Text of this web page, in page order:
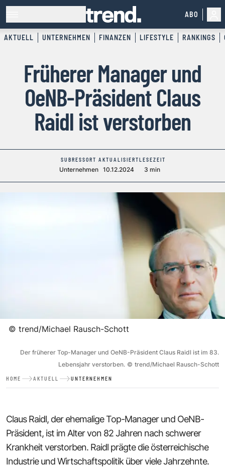
ABO
AKTUELL UNTERNEHMEN FINANZEN LIFESTYLE RANKINGS
Früherer Manager und
OeNB-Präsident Claus
Raidl ist verstorben
SUBRESSORT
Unternehmen
AKTUALISIERT
10.12.2024
LESEZEIT
3 min
© trend/Michael Rausch-Schott
Der früherer Top-Manager und OeNB-Präsident Claus Raidl ist im 83.
Lebensjahr verstorben. © trend/Michael Rausch-Schott
HOME AKTUELL UNTERNEHMEN
Claus Raidl, der ehemalige Top-Manager und OeNB-
Präsident, ist im Alter von 82 Jahren nach schwerer
Krankheit verstorben. Raidl prägte die österreichische
Industrie und Wirtschaftspolitik über viele Jahrzehnte.